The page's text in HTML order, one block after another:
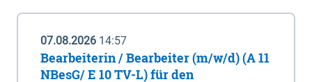
07.08.2026 14:57
Bearbeiterin / Bearbeiter (m/w/d) (A 11
NBesG/ E 10 TV-L) für den